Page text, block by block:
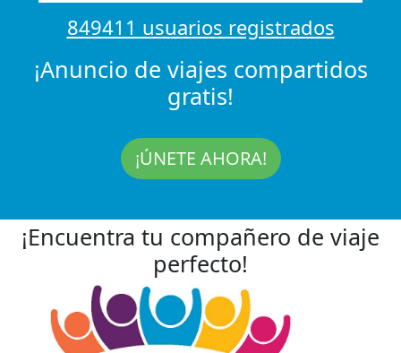
849411 usuarios registrados
¡Anuncio de viajes compartidos
gratis!
¡ÚNETE AHORA!
¡Encuentra tu compañero de viaje
perfecto!